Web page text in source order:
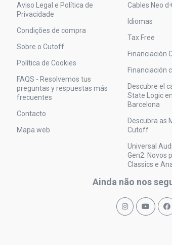
Aviso Legal e Política de
Privacidade
Condições de compra
Sobre o Cutoff
Política de Cookies
FAQS - Resolvemos tus
preguntas y respuestas más
frecuentes
Contacto
Mapa web
Cables Neo
Idiomas
Tax Free
Financiación
Financiación
Descubre el
State Logic
Barcelona
Descubra as
Cutoff
Universal
Gen2: Novos
Classics e
Ainda não nos